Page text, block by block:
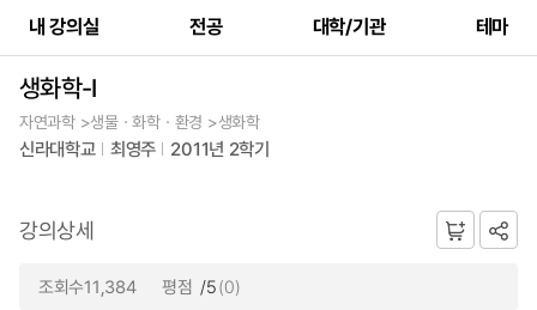
내 강의실 전공 대학/기관 테마
생화학-Ⅰ
자연과학 >생물ㆍ화학ㆍ환경 >생화학
신라대학교 최영주 2011년 2학기
강의상세
조회수11,384 평점 /5(0)